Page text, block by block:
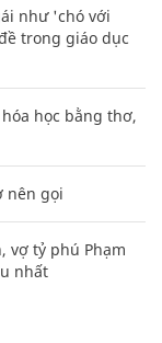
như 'chó với
trong giáo dục
học bằng thơ,
nên gọi
vợ tỷ phú Phạm
nhất